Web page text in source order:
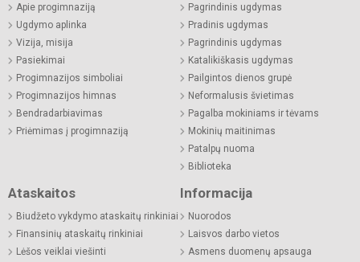
Apie progimnaziją
Ugdymo aplinka
Vizija, misija
Pasiekimai
Progimnazijos simboliai
Progimnazijos himnas
Bendradarbiavimas
Priėmimas į progimnaziją
Pagrindinis ugdymas
Pradinis ugdymas
Pagrindinis ugdymas
Katalikiškasis ugdymas
Pailgintos dienos grupė
Neformalusis švietimas
Pagalba mokiniams ir tėvams
Mokinių maitinimas
Patalpų nuoma
Biblioteka
Ataskaitos
Biudžeto vykdymo ataskaitų rinkiniai
Finansinių ataskaitų rinkiniai
Lėšos veiklai viešinti
Informacija
Nuorodos
Laisvos darbo vietos
Asmens duomenų apsauga